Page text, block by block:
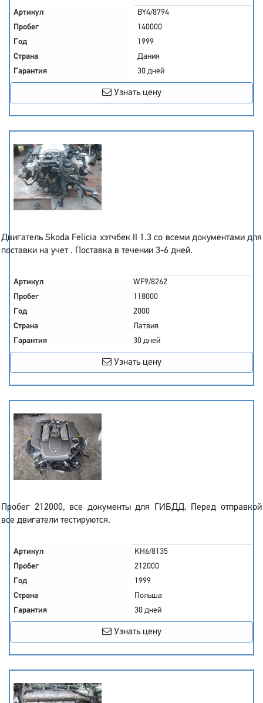
Артикул
BY4/8794
Пробег
140000
Год
1999
Страна
Дания
Гарантия
30 дней
Узнать цену
Двигатель Skoda Felicia хэтчбек II 1.3 со всеми документами для
поставки на учет . Поставка в течении 3-6 дней.
Артикул
WF9/8262
Пробег
118000
Год
2000
Страна
Латвия
Гарантия
30 дней
Узнать цену
Пробег 212000, все документы для ГИБДД. Перед отправкой
все двигатели тестируются.
Артикул
KH6/8135
Пробег
212000
Год
1999
Страна
Польша
Гарантия
30 дней
Узнать цену